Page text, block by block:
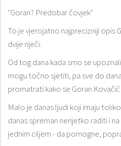
"Goran? Predobar čovjek"
To je vjerojatno najprecizniji opis
dvije riječi.
Od tog dana kada smo se
mogu točno sjetiti, pa sve do
promatrati kako se Goran
Malo je danas ljudi koji imaju
danas spreman nerijetko raditi i
jednim ciljem - da pomogne,